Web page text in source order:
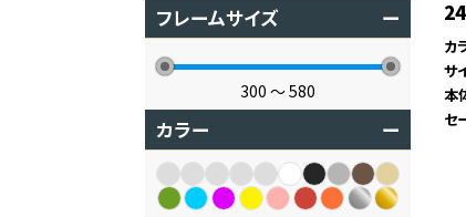
フレームサイズ ー
300 〜580
カラー ー
カ
サ
本
セ